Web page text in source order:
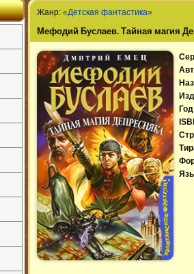
Жанр: «Детская фантастика»
Мефодий Буслаев. Тайная магия